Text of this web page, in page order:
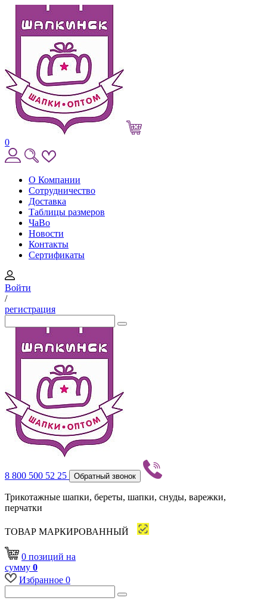
0
О Компании
Сотрудничество
Доставка
Таблицы размеров
ЧаВо
Новости
Контакты
Сертификаты
Войти
/
регистрация
8 800 500 52 25 Обратный звонок
Трикотажные шапки, береты, шапки, снуды, варежки,
перчатки
ТОВАР МАРКИРОВАННЫЙ
0 позиций на
сумму 0
Избранное 0